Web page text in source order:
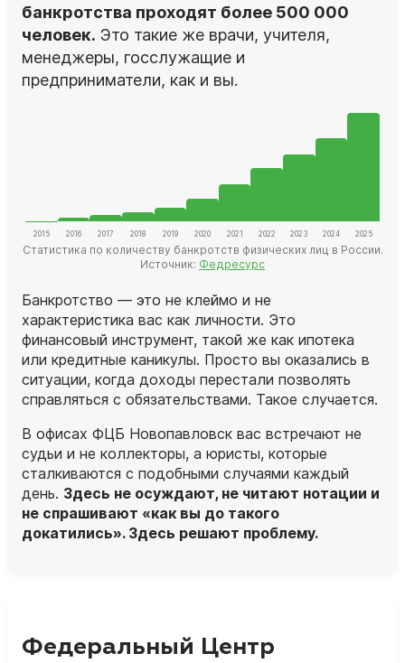
банкротства проходят более 500 000
человек. Это такие же врачи, учителя,
менеджеры, госслужащие и
предприниматели, как и вы.
Статистика по количеству банкротств физических лиц в России.
Источник: Федресурс
Банкротство — это не клеймо и не
характеристика вас как личности. Это
финансовый инструмент, такой же как ипотека
или кредитные каникулы. Просто вы оказались в
ситуации, когда доходы перестали позволять
справляться с обязательствами. Такое случается.
В офисах ФЦБ Новопавловск вас встречают не
судьи и не коллекторы, а юристы, которые
сталкиваются с подобными случаями каждый
день. Здесь не осуждают, не читают нотации и
не спрашивают «как вы до такого
докатились». Здесь решают проблему.
Федеральный Центр